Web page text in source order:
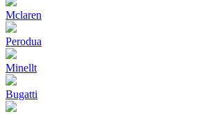
Mclaren
Perodua
Minellt
Bugatti